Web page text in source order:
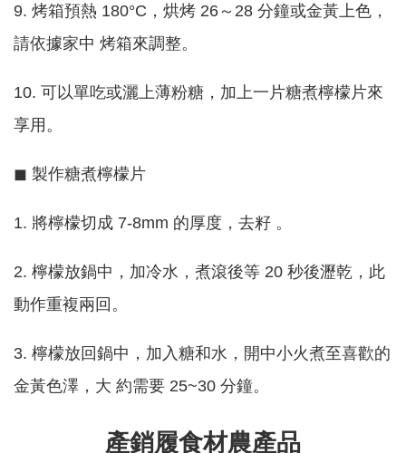
9. 烤箱預熱 180°C，烘烤 26～28 分鐘或金黃上色，
請依據家中 烤箱來調整。
10. 可以單吃或灑上薄粉糖，加上一片糖煮檸檬片來
享用。
◼ 製作糖煮檸檬片
1. 將檸檬切成 7-8mm 的厚度，去籽 。
2. 檸檬放鍋中，加冷水，煮滾後等 20 秒後瀝乾，此
動作重複兩回。
3. 檸檬放回鍋中，加入糖和水，開中小火煮至喜歡的
金黃色澤，大 約需要 25~30 分鐘。
產銷履食材農產品